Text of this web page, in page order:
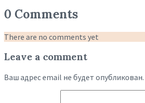
0 Comments
There are no comments yet
Leave a comment
Ваш адрес email не будет опубликован.